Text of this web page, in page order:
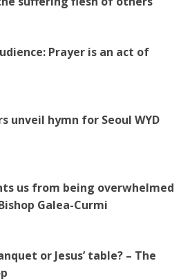
Prayer is an act of
unveil hymn for Seoul WYD
us from being overwhelmed
Galea-Curmi
or Jesus’ table? – The